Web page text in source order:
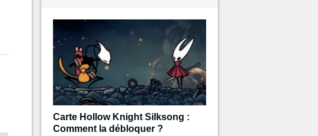
Carte Hollow Knight Silksong :
Comment la débloquer ?